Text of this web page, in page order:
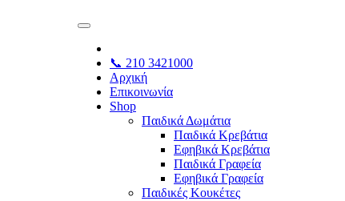
📞 210 3421000
Αρχική
Επικοινωνία
Shop
Παιδικά Δωμάτια
Παιδικά Κρεβάτια
Εφηβικά Κρεβάτια
Παιδικά Γραφεία
Εφηβικά Γραφεία
Παιδικές Κουκέτες